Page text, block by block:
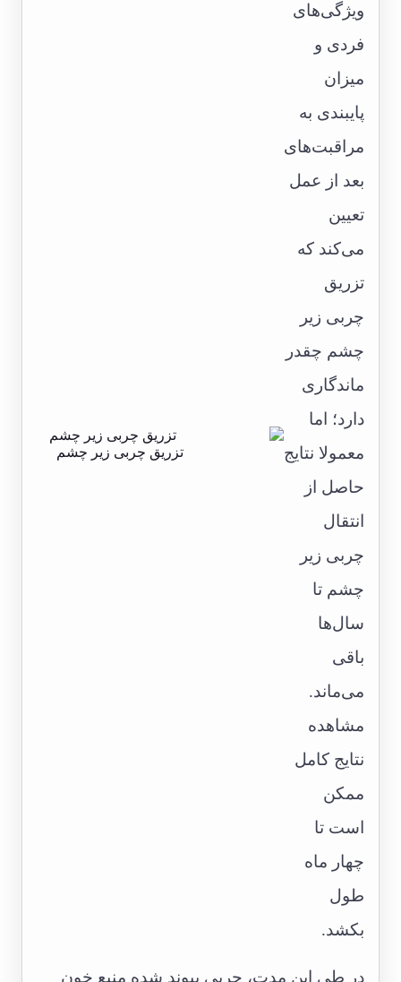
ویژگی‌های
فردی و
میزان
پایبندی به
مراقبت‌های
بعد از عمل
تعیین
می‌کند که
تزریق
چربی زیر
چشم چقدر
ماندگاری
دارد؛ اما
معمولا نتایج
حاصل از
انتقال
چربی زیر
چشم تا
سال‌ها
باقی
می‌ماند.
مشاهده
نتایج کامل
ممکن
است تا
چهار ماه
طول
بکشد.
تزریق چربی زیر چشم
در طی این مدت، چربی پیوند شده منبع خون